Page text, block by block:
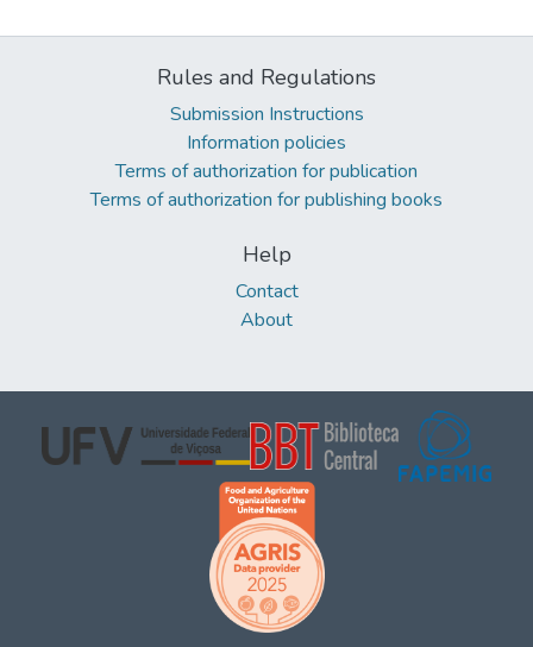
Rules and Regulations
Submission Instructions
Information policies
Terms of authorization for publication
Terms of authorization for publishing books
Help
Contact
About